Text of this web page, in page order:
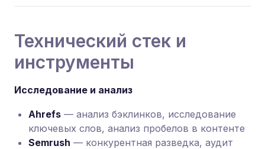
Технический стек и
инструменты
Исследование и анализ
Ahrefs — анализ бэклинков, исследование
ключевых слов, анализ пробелов в контенте
Semrush — конкурентная разведка, аудит